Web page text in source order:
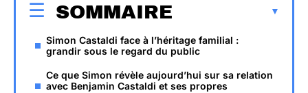
SOMMAIRE
Simon Castaldi face à l’héritage familial :
grandir sous le regard du public
Ce que Simon révèle aujourd’hui sur sa relation
avec Benjamin Castaldi et ses propres